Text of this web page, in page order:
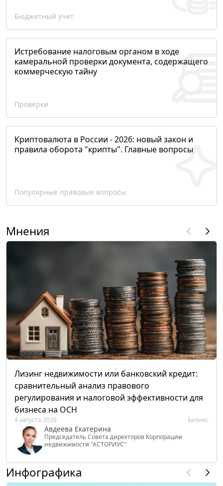
Бюджетный учет
Истребование налоговым органом в ходе
камеральной проверки документа, содержащего
коммерческую тайну
Проверки
Криптовалюта в России - 2026: новый закон и
правила оборота "крипты". Главные вопросы
Популярные правовые вопросы
Мнения
Лизинг недвижимости или банковский кредит:
сравнительный анализ правового
регулирования и налоговой эффективности для
бизнеса на ОСН
4 августа 2026 Бизнес
Авдеева Екатерина
Председатель Совета директоров Корпорации
недвижимости "АСТОРИУС"
Инфографика